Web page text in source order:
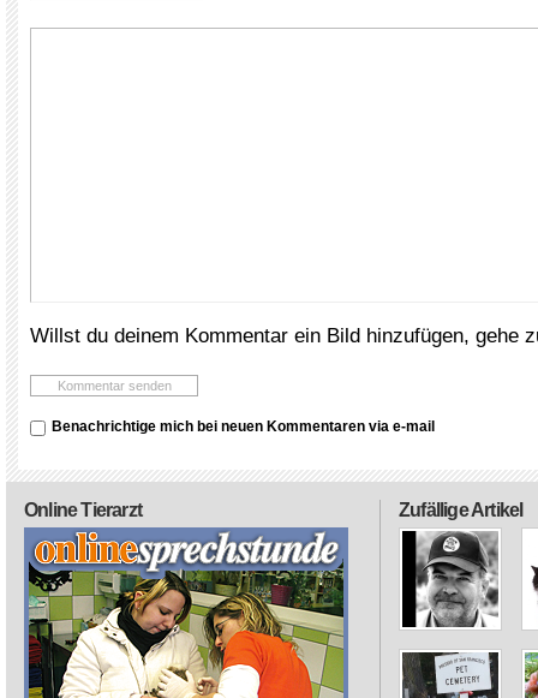
Willst du deinem Kommentar ein Bild hinzufügen, gehe
Benachrichtige mich bei neuen Kommentaren via e-mail
Zufällige Artikel
Online Tierarzt